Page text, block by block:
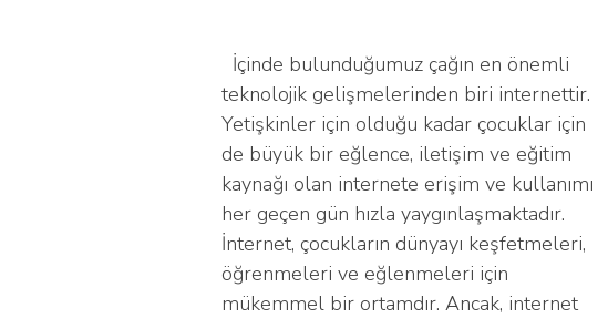
teknolojik gelişmelerinden biri internettir.
Yetişkinler için olduğu kadar çocuklar için
de büyük bir eğlence, iletişim ve eğitim
kaynağı olan internete erişim ve kullanımı
her geçen gün hızla yaygınlaşmaktadır.
İnternet, çocukların dünyayı keşfetmeleri,
öğrenmeleri ve eğlenmeleri için
mükemmel bir ortamdır. Ancak, internet